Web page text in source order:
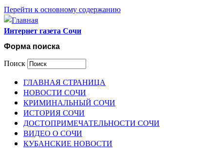
Перейти к основному содержанию
Интернет газета Сочи
Форма поиска
Поиск
ГЛАВНАЯ СТРАНИЦА
НОВОСТИ СОЧИ
КРИМИНАЛЬНЫЙ СОЧИ
ИСТОРИЯ СОЧИ
ДОСТОПРИМЕЧАТЕЛЬНОСТИ СОЧИ
ВИДЕО О СОЧИ
КУБАНСКИЕ НОВОСТИ